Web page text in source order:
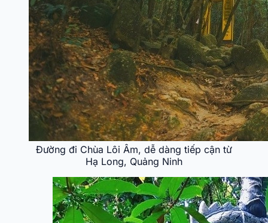
Đường đi Chùa Lôi Âm, dễ dàng tiếp cận từ
Hạ Long, Quảng Ninh